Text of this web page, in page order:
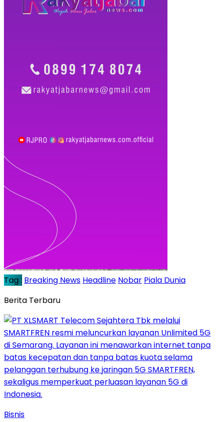
Tag : Breaking News Headline Nobar Piala Dunia
Berita Terbaru
Bisnis